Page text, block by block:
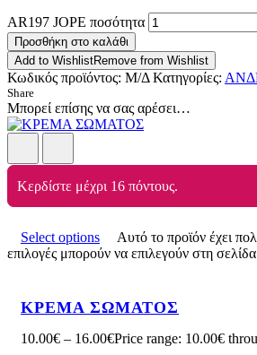
AR197 JOPE ποσότητα
Προσθήκη στο καλάθι
Add to WishlistRemove from Wishlist
Κωδικός προϊόντος: Μ/Δ Κατηγορίες:
Share
Μπορεί επίσης να σας αρέσει…
Κερδίστε μέχρι 16 πόντους.
Select options
Αυτό το προϊόν έχει
επιλογές μπορούν να επιλεγούν στη
ΚΡΕΜΑ ΣΩΜΑΤΟΣ
10.00€ – 16.00€Price range: 10.00€